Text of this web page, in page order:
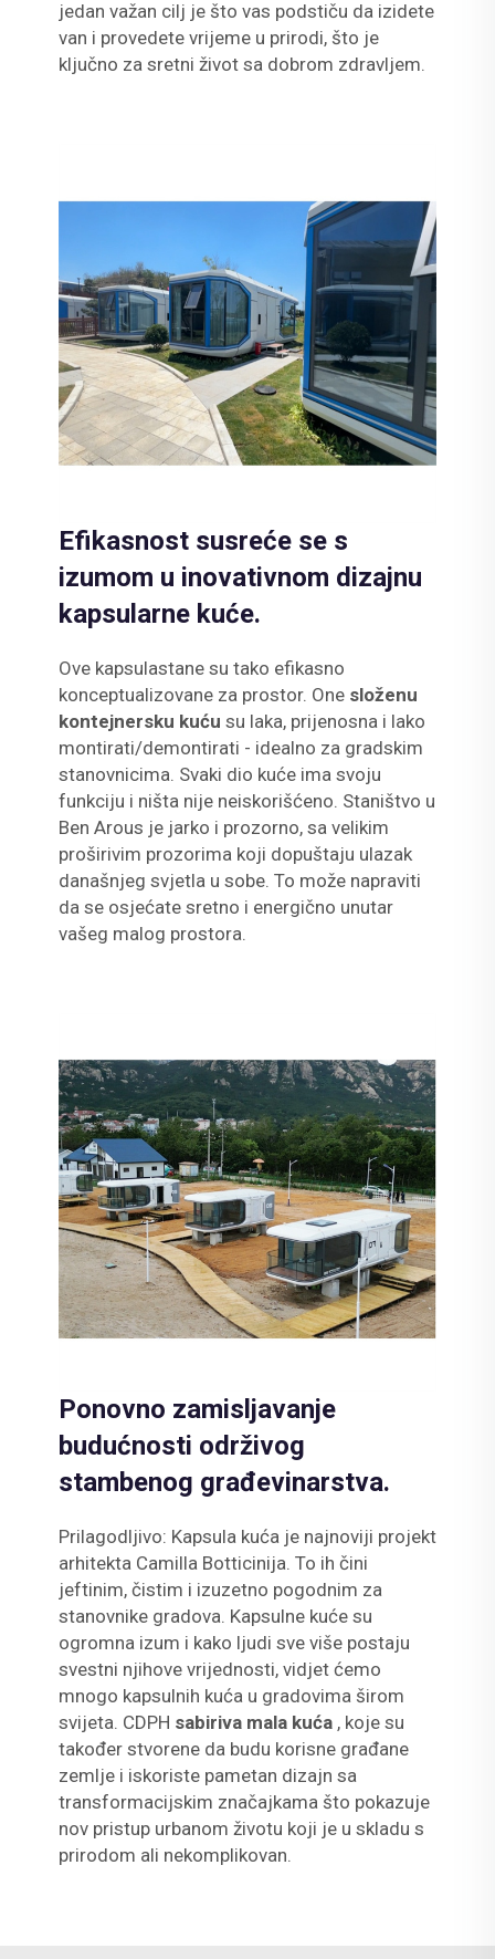
jedan važan cilj je što vas podstiču da izidete
van i provedete vrijeme u prirodi, što je
ključno za sretni život sa dobrom zdravljem.
Efikasnost susreće se s
izumom u inovativnom dizajnu
kapsularne kuće.
Ove kapsulastane su tako efikasno
konceptualizovane za prostor. One složenu
kontejnersku kuću su laka, prijenosna i lako
montirati/demontirati - idealno za gradskim
stanovnicima. Svaki dio kuće ima svoju
funkciju i ništa nije neiskorišćeno. Staništvo u
Ben Arous je jarko i prozorno, sa velikim
proširivim prozorima koji dopuštaju ulazak
današnjeg svjetla u sobe. To može napraviti
da se osjećate sretno i energično unutar
vašeg malog prostora.
Ponovno zamisljavanje
budućnosti održivog
stambenog građevinarstva.
Prilagodljivo: Kapsula kuća je najnoviji projekt
arhitekta Camilla Botticinija. To ih čini
jeftinim, čistim i izuzetno pogodnim za
stanovnike gradova. Kapsulne kuće su
ogromna izum i kako ljudi sve više postaju
svestni njihove vrijednosti, vidjet ćemo
mnogo kapsulnih kuća u gradovima širom
svijeta. CDPH sabiriva mala kuća , koje su
također stvorene da budu korisne građane
zemlje i iskoriste pametan dizajn sa
transformacijskim značajkama što pokazuje
nov pristup urbanom životu koji je u skladu s
prirodom ali nekomplikovan.